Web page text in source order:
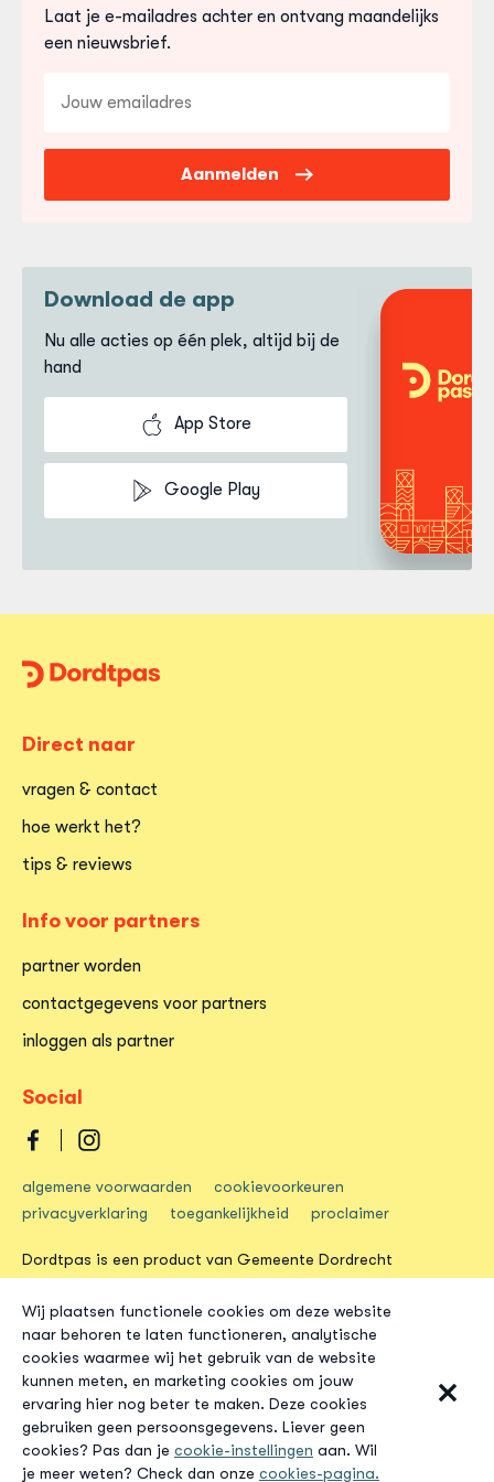
gereedschap, sportkleding en praktijkkleding.Klik
hier voor aanbieders van schoolspullen
koop je een computer bij een computer aanbieder
die is aangesloten als partner van de Dordtpas. Ga
Laat je e-mailadres achter en ontvang maandelijks
een nieuwsbrief.
mailadres
Aanmelden
Download de app
Nu alle acties op één plek, altijd bij de
hand
App Store
Google Play
Dordtpas
Direct naar
vragen & contact
hoe werkt het?
tips & reviews
Info voor partners
partner worden
contactgegevens voor partners
inloggen als partner
Social
op
facebook
op
instagram
algemene voorwaarden
cookievoorkeuren
privacyverklaring
toegankelijkheid proclaimer
Dordtpas is een product van Gemeente Dordrecht
Wij plaatsen functionele cookies om deze website
naar behoren te laten functioneren, analytische
cookies waarmee wij het gebruik van de website
kunnen meten, en marketing cookies om jouw
ervaring hier nog beter te maken. Deze cookies
gebruiken geen persoonsgegevens. Liever geen
cookies? Pas dan je cookie-instellingen aan. Wil
je meer weten? Check dan onze cookies-pagina.